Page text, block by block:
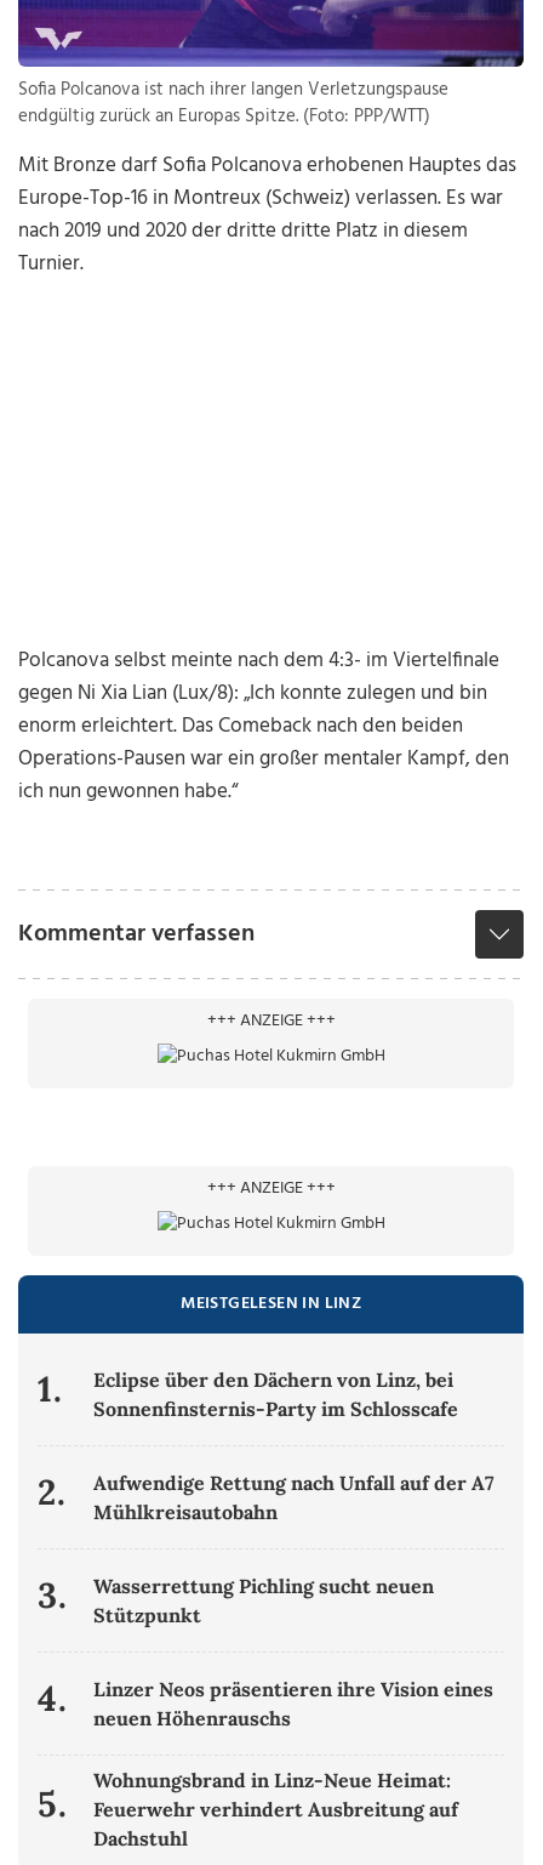
Sofia Polcanova ist nach ihrer langen Verletzungspause
endgültig zurück an Europas Spitze. (Foto: PPP/WTT)
Mit Bronze darf Sofia Polcanova erhobenen Hauptes das
Europe-Top-16 in Montreux (Schweiz) verlassen. Es war
nach 2019 und 2020 der dritte dritte Platz in diesem
Turnier.
Polcanova selbst meinte nach dem 4:3- im Viertelfinale
gegen Ni Xia Lian (Lux/8): „Ich konnte zulegen und bin
enorm erleichtert. Das Comeback nach den beiden
Operations-Pausen war ein großer mentaler Kampf, den
ich nun gewonnen habe.“
Kommentar verfassen
+++ ANZEIGE +++
+++ ANZEIGE +++
MEISTGELESEN IN LINZ
1.
Eclipse über den Dächern von Linz, bei
Sonnenfinsternis-Party im Schlosscafe
2.
Aufwendige Rettung nach Unfall auf der A7
Mühlkreisautobahn
3.
Wasserrettung Pichling sucht neuen
Stützpunkt
4.
Linzer Neos präsentieren ihre Vision eines
neuen Höhenrauschs
5.
Wohnungsbrand in Linz-Neue Heimat:
Feuerwehr verhindert Ausbreitung auf
Dachstuhl